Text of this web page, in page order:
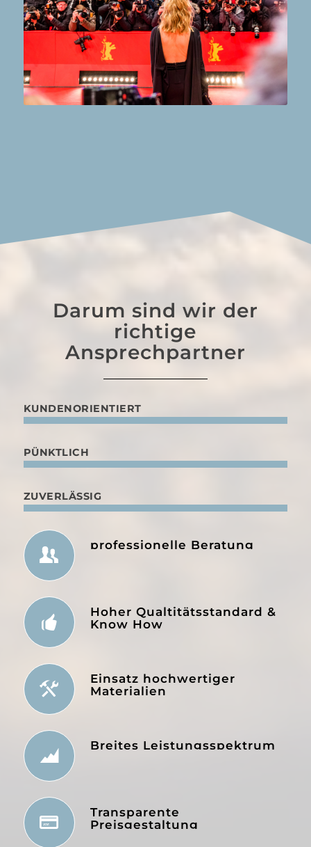
Darum sind wir der
richtige
Ansprechpartner
KUNDENORIENTIERT
PÜNKTLICH
ZUVERLÄSSIG
professionelle Beratung
Hoher Qualtitätsstandard &
Know How
Einsatz hochwertiger
Materialien
Breites Leistungsspektrum
Transparente
Preisgestaltung